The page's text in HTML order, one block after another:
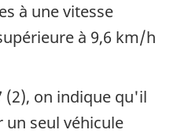
à une vitesse
à 9,6 km/h
(2), on indique qu'il
seul véhicule